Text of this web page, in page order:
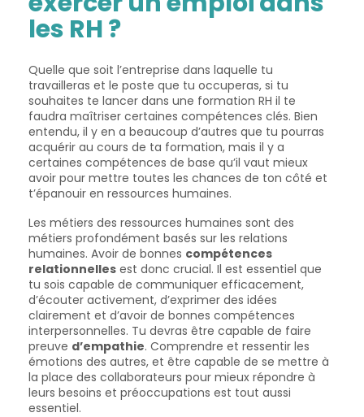
les RH ?
Quelle que soit l’entreprise dans laquelle tu
travailleras et le poste que tu occuperas, si tu
souhaites te lancer dans une formation RH il te
faudra maîtriser certaines compétences clés. Bien
entendu, il y en a beaucoup d’autres que tu pourras
acquérir au cours de ta formation, mais il y a
certaines compétences de base qu’il vaut mieux
avoir pour mettre toutes les chances de ton côté et
t’épanouir en ressources humaines.
Les métiers des ressources humaines sont des
métiers profondément basés sur les relations
humaines. Avoir de bonnes compétences
relationnelles est donc crucial. Il est essentiel que
tu sois capable de communiquer efficacement,
d’écouter activement, d’exprimer des idées
clairement et d’avoir de bonnes compétences
interpersonnelles. Tu devras être capable de faire
preuve d’empathie. Comprendre et ressentir les
émotions des autres, et être capable de se mettre à
la place des collaborateurs pour mieux répondre à
leurs besoins et préoccupations est tout aussi
essentiel.